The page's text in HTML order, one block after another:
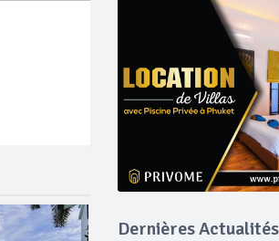
Dernières Actualités